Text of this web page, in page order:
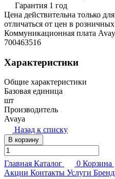
Гарантия 1 год
Цена действительна только
отличаться от цен в
Коммуникационная плата
700463516
Характеристики
Общие характеристики
Базовая единица
шт
Производитель
Avaya
Назад к списку
В корзину
Главная Каталог 0 Корзина
Акции Контакты Услуги